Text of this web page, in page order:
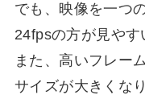
でも、映像を一つ
24fpsの方が見やす
また、高いフレー
サイズが大きくな